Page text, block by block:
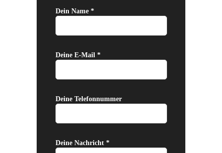
Dein Name *
Deine E-Mail *
Deine Telefonnummer
Deine Nachricht *